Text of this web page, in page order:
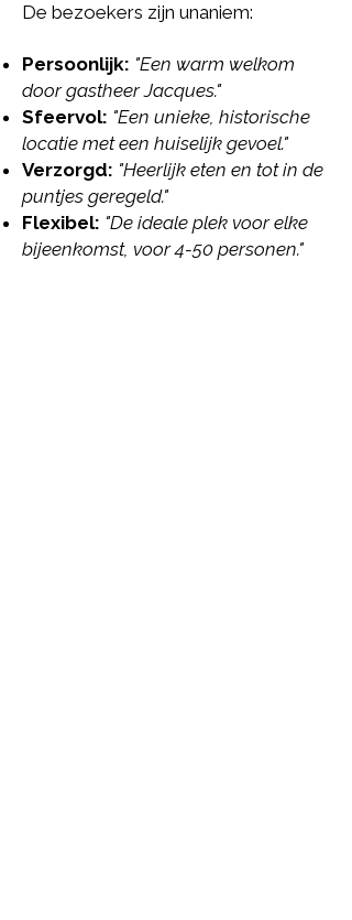
De bezoekers zijn unaniem:
Persoonlijk: "Een warm welkom
door gastheer Jacques."
Sfeervol: "Een unieke, historische
locatie met een huiselijk gevoel."
Verzorgd: "Heerlijk eten en tot in de
puntjes geregeld."
Flexibel: "De ideale plek voor elke
bijeenkomst, voor 4-50 personen."